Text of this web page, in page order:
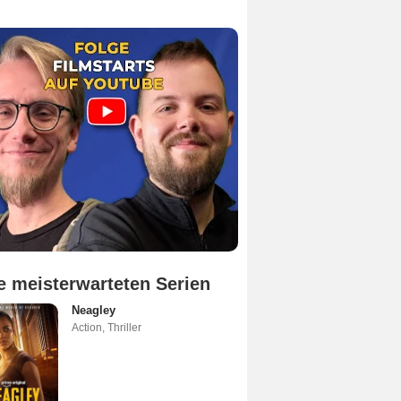
meisterwarteten Serien
Neagley
Action Thriller